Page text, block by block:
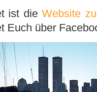
ist dieWebsite
Euch über